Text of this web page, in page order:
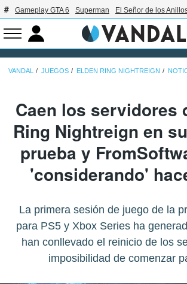
Gameplay GTA 6 Superman El Señor de los
VANDAL JUEGOS ELDEN RING NIGHTREIGN
Caen los servidores
Ring Nightreign en
prueba y
'considerando'
La primera sesión de juego de la
para PS5 y Xbox Series ha
han conllevado el reinicio de los
imposibilidad de comenzar